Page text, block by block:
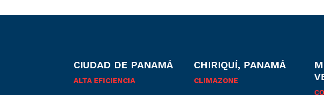
CIUDAD DE PANAMÁ
ALTA EFICIENCIA
CHIRIQUÍ, PANAMÁ
CLIMAZONE